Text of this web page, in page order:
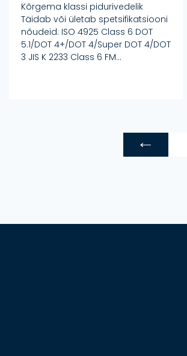
Kõrgema klassi pidurivedelik
Täidab või ületab spetsifikatsiooni
nõudeid: ISO 4925 Class 6 DOT
5.1/DOT 4+/DOT 4/Super DOT 4/DOT
3 JIS K 2233 Class 6 FM...
←